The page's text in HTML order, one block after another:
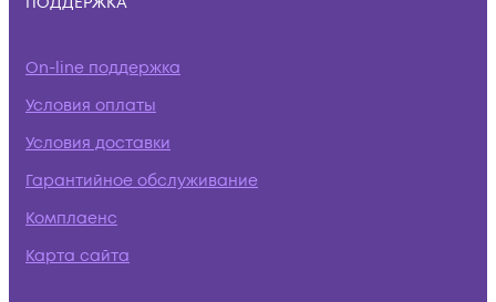
On-line поддержка
Условия оплаты
Условия доставки
Гарантийное обслуживание
Комплаенс
Карта сайта